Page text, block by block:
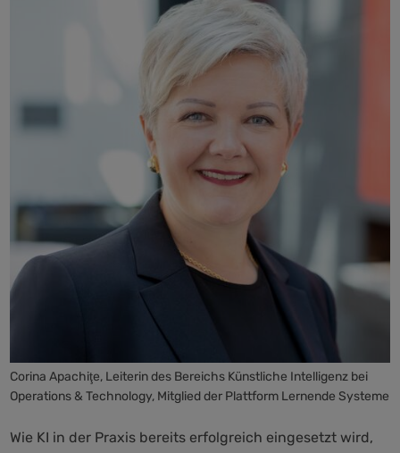
Corina Apachiţe, Leiterin des Bereichs Künstliche Intelligenz bei
Operations & Technology, Mitglied der Plattform Lernende Systeme
Wie KI in der Praxis bereits erfolgreich eingesetzt wird,